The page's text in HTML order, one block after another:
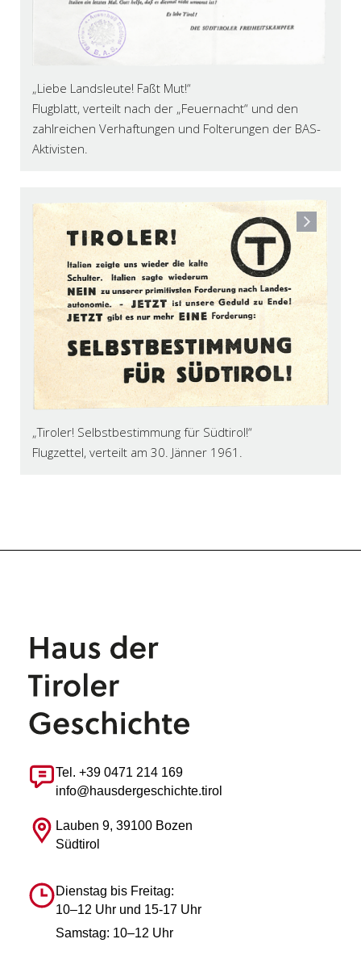
„Liebe Landsleute! Faßt Mut!“
Flugblatt, verteilt nach der „Feuernacht“ und den
zahlreichen Verhaftungen und Folterungen der BAS-
Aktivisten.
„Tiroler! Selbstbestimmung für Südtirol!“
Flugzettel, verteilt am 30. Jänner 1961.
Tel. +39 0471 214 169
info@hausdergeschichte.tirol
Lauben 9, 39100 Bozen
Südtirol
Dienstag bis Freitag:
10–12 Uhr und 15-17 Uhr
Samstag: 10–12 Uhr